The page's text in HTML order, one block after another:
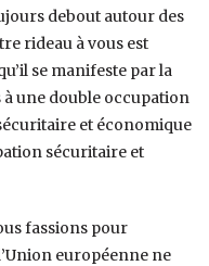
debout autour des
rideau à vous est
se manifeste par la
une double occupation
et économique
sécuritaire et
fassions pour
européenne ne